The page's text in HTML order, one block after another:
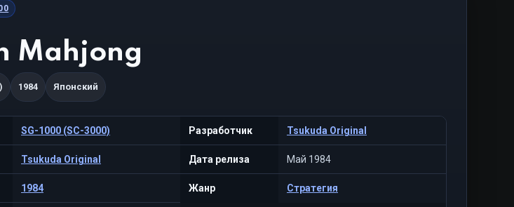
Mahjong
1984 Японский
SG-1000 (SC-3000) Разработчик Tsukuda Original
Tsukuda Original Дата релиза Май 1984
1984 Жанр Стратегия